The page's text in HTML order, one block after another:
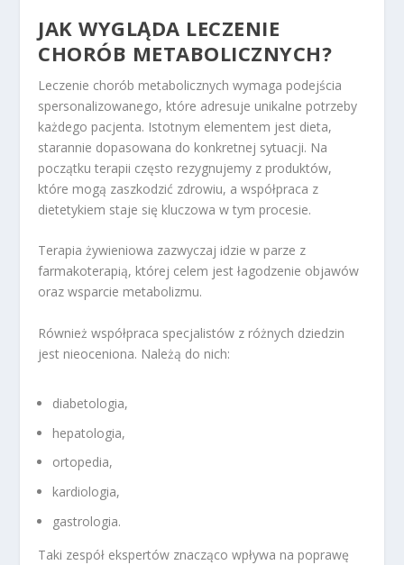
JAK WYGLĄDA LECZENIE
CHORÓB METABOLICZNYCH?
Leczenie chorób metabolicznych wymaga podejścia
spersonalizowanego, które adresuje unikalne potrzeby
każdego pacjenta. Istotnym elementem jest dieta,
starannie dopasowana do konkretnej sytuacji. Na
początku terapii często rezygnujemy z produktów,
które mogą zaszkodzić zdrowiu, a współpraca z
dietetykiem staje się kluczowa w tym procesie.
Terapia żywieniowa zazwyczaj idzie w parze z
farmakoterapią, której celem jest łagodzenie objawów
oraz wsparcie metabolizmu.
Również współpraca specjalistów z różnych dziedzin
jest nieoceniona. Należą do nich:
diabetologia,
hepatologia,
ortopedia,
kardiologia,
gastrologia.
Taki zespół ekspertów znacząco wpływa na poprawę